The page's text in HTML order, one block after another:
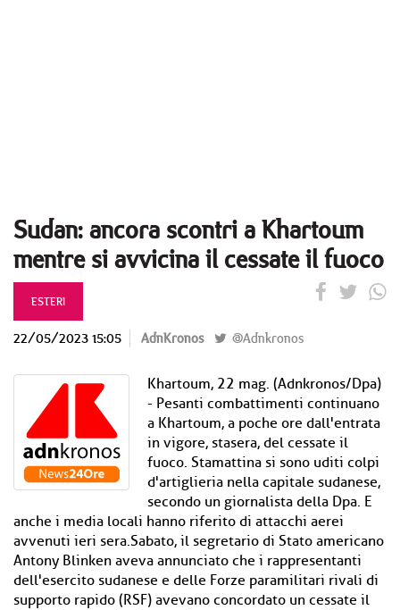
Sudan: ancora scontri a Khartoum
mentre si avvicina il cessate il fuoco
ESTERI
22/05/2023 15:05 AdnKronos @Adnkronos
Khartoum, 22 mag. (Adnkronos/Dpa)
- Pesanti combattimenti continuano
a Khartoum, a poche ore dall'entrata
in vigore, stasera, del cessate il
fuoco. Stamattina si sono uditi colpi
d'artiglieria nella capitale sudanese,
secondo un giornalista della Dpa. E
anche i media locali hanno riferito di attacchi aerei
avvenuti ieri sera.Sabato, il segretario di Stato americano
Antony Blinken aveva annunciato che i rappresentanti
dell'esercito sudanese e delle Forze paramilitari rivali di
supporto rapido (RSF) avevano concordato un cessate il